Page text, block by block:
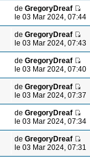
de GregoryDreaf
le 03 Mar 2024, 07:44
de GregoryDreaf
le 03 Mar 2024, 07:43
de GregoryDreaf
le 03 Mar 2024, 07:40
de GregoryDreaf
le 03 Mar 2024, 07:37
de GregoryDreaf
le 03 Mar 2024, 07:34
de GregoryDreaf
le 03 Mar 2024, 07:31